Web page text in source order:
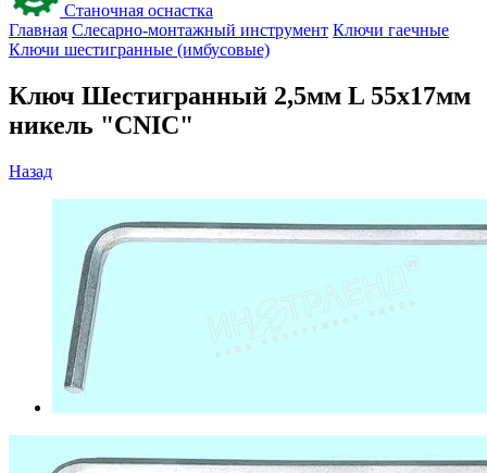
Станочная оснастка
Главная Слесарно-монтажный инструмент Ключи гаечные
Ключи шестигранные (имбусовые)
Ключ Шестигранный 2,5мм L 55х17мм
никель "CNIC"
Назад